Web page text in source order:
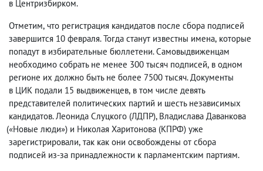
в Центризбирком.
Отметим, что регистрация кандидатов после сбора подписей
завершится 10 февраля. Тогда станут известны имена, которые
попадут в избирательные бюллетени. Самовыдвиженцам
необходимо собрать не менее 300 тысяч подписей, в одном
регионе их должно быть не более 7500 тысяч. Документы
в ЦИК подали 15 выдвиженцев, в том числе девять
представителей политических партий и шесть независимых
кандидатов. Леонида Слуцкого (ЛДПР), Владислава Даванкова
(«Новые люди») и Николая Харитонова (КПРФ) уже
зарегистрировали, так как они освобождены от сбора
подписей из-за принадлежности к парламентским партиям.